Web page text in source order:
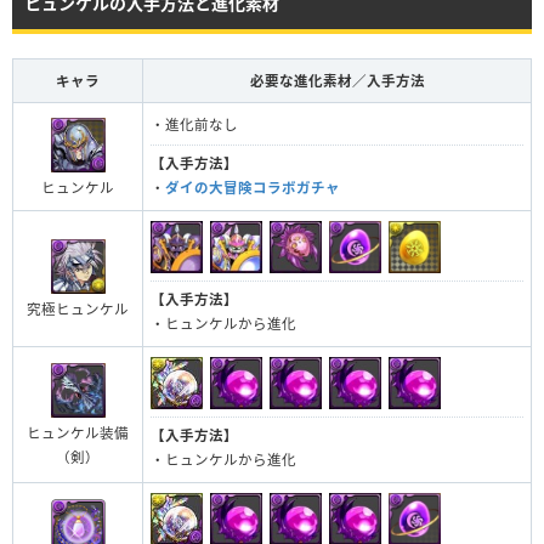
キャラ 必要な進化素材／入手方法
ヒュンケル
・進化前なし
【入手方法】
・ ダイの大冒険コラボガチャ
究極ヒュンケル
【入手方法】
・ヒュンケルから進化
ヒュンケル装備
（剣）
【入手方法】
・ヒュンケルから進化